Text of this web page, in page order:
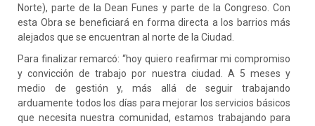
Norte), parte de la Dean Funes y parte de la Congreso. Con
esta Obra se beneficiará en forma directa a los barrios más
alejados que se encuentran al norte de la Ciudad.
Para finalizar remarcó: “hoy quiero reafirmar mi compromiso
y convicción de trabajo por nuestra ciudad. A 5 meses y
medio de gestión y, más allá de seguir trabajando
arduamente todos los días para mejorar los servicios básicos
que necesita nuestra comunidad, estamos trabajando para